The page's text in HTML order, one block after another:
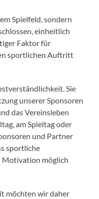
Spielfeld, sondern
einheitlich
Faktor für
sportlichen Auftritt
Sie
unserer Sponsoren
das Vereinsleben
am Spieltag oder
und Partner
sportliche
Motivation möglich
möchten wir daher